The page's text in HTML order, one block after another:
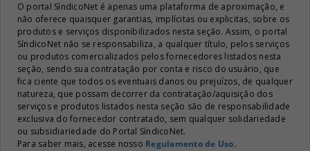
O portal SíndicoNet é apenas uma plataforma de aproximação, e
não oferece quaisquer garantias, implícitas ou explicitas, sobre os
produtos e serviços disponibilizados nesta seção. Assim, o portal
SíndicoNet não se responsabiliza, a qualquer título, pelos serviços
ou produtos comercializados pelos fornecedores listados nesta
seção, sendo sua contratação por conta e risco do usuário, que
fica ciente que todos os eventuais danos ou prejuízos, de qualquer
natureza, que possam decorrer da contratação/aquisição dos
serviços e produtos listados nesta seção são de responsabilidade
exclusiva do fornecedor contratado, sem qualquer solidariedade
ou subsidiariedade do Portal SíndicoNet.
Para saber mais, acesse nosso Regulamento de Uso.